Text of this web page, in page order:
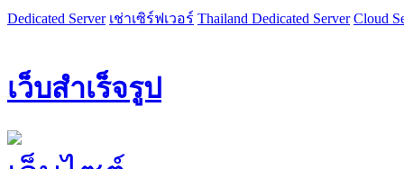
Dedicated Server เช่าเซิร์ฟเวอร์ Thailand Dedicated Server Cloud
เว็บสำเร็จรูป